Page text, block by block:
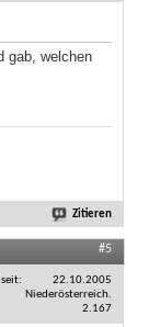
gab, welchen
Zitieren
#5
22.10.2005
Niederösterreich.
2.167